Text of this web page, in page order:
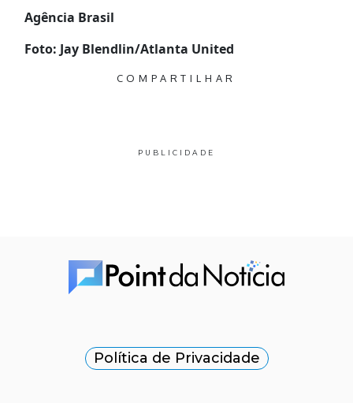
Agência Brasil
Foto: Jay Blendlin/Atlanta United
COMPARTILHAR
PUBLICIDADE
Política de Privacidade